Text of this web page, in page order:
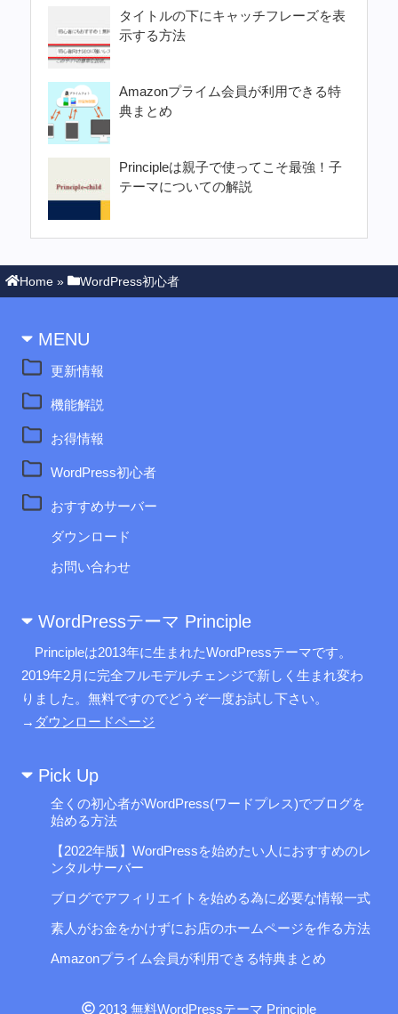
タイトルの下にキャッチフレーズを表
示する方法
Amazonプライム会員が利用できる特
典まとめ
Principleは親子で使ってこそ最強！子
テーマについての解説
Home » WordPress初心者
MENU
更新情報
機能解説
お得情報
WordPress初心者
おすすめサーバー
ダウンロード
お問い合わせ
WordPressテーマ Principle
Principleは2013年に生まれたWordPressテーマです。
2019年2月に完全フルモデルチェンジで新しく生まれ変わ
りました。無料ですのでどうぞ一度お試し下さい。
→ ダウンロードページ
Pick Up
全くの初心者がWordPress(ワードプレス)でブログを
始める方法
【2022年版】WordPressを始めたい人におすすめのレ
ンタルサーバー
ブログでアフィリエイトを始める為に必要な情報一式
素人がお金をかけずにお店のホームページを作る方法
Amazonプライム会員が利用できる特典まとめ
2013無料WordPressテーマ Principle